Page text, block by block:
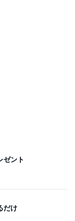
ゼント
だけ